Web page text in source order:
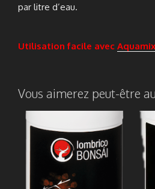
par litre d’eau.
Utilisation facile avec Aquamix
Vous aimerez peut-être